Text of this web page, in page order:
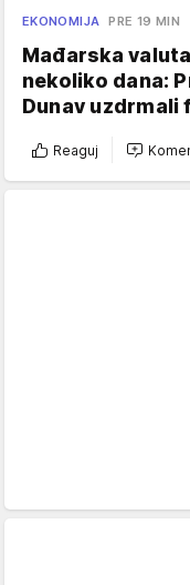
EKONOMIJA PRE 19 MIN
Mađarska
nekoliko dana:
Dunav uzdrmali
Reaguj